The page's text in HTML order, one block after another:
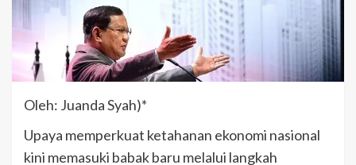
Oleh: Juanda Syah)*
Upaya memperkuat ketahanan ekonomi nasional
kini memasuki babak baru melalui langkah